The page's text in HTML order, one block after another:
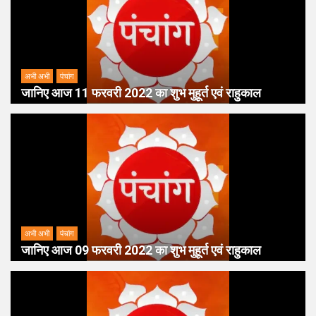
अभी अभी पंचांग
जानिए आज 11 फरवरी 2022 का शुभ मुहूर्त एवं राहुकाल
अभी अभी पंचांग
जानिए आज 09 फरवरी 2022 का शुभ मुहूर्त एवं राहुकाल